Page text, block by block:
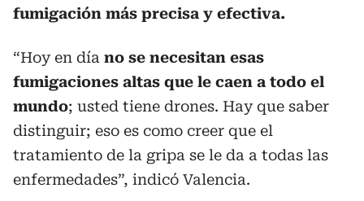
fumigación más precisa y efectiva.
“Hoy en día no se necesitan esas
fumigaciones altas que le caen a todo el
mundo; usted tiene drones. Hay que saber
distinguir; eso es como creer que el
tratamiento de la gripa se le da a todas las
enfermedades”, indicó Valencia.